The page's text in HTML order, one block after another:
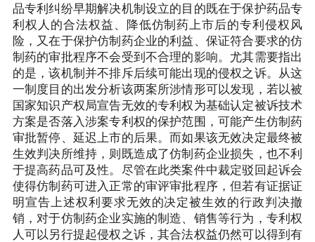
品专利纠纷早期解决机制设立的目的既在于保护药品专
利权人的合法权益、降低仿制药上市后的专利侵权风
险，又在于保护仿制药企业的利益、保证符合要求的仿
制药的审批程序不会受到不合理的影响。尤其需要指出
的是，该机制并不排斥后续可能出现的侵权之诉。从这
一制度目的出发分析该两案所涉情形可以发现，若以被
国家知识产权局宣告无效的专利权为基础认定被诉技术
方案是否落入涉案专利权的保护范围，可能产生仿制药
审批暂停、延迟上市的后果。而如果该无效决定最终被
生效判决所维持，则既造成了仿制药企业损失，也不利
于提高药品可及性。尽管在此类案件中裁定驳回起诉会
使得仿制药可进入正常的审评审批程序，但若有证据证
明宣告上述权利要求无效的决定被生效的行政判决撤
销，对于仿制药企业实施的制造、销售等行为，专利权
人可以另行提起侵权之诉，其合法权益仍然可以得到有